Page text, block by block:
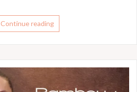
Continue reading